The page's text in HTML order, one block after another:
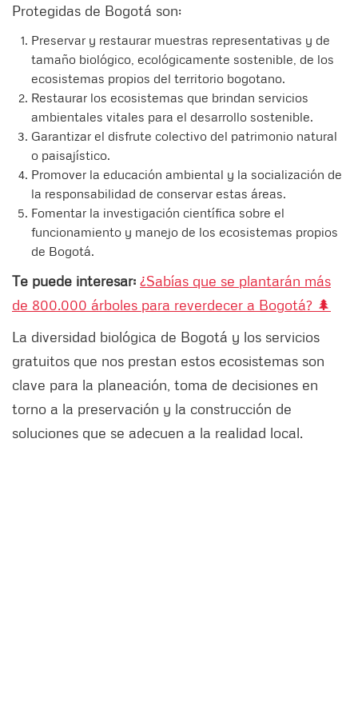
Protegidas de Bogotá son:
Preservar y restaurar muestras representativas y de
tamaño biológico, ecológicamente sostenible, de los
ecosistemas propios del territorio bogotano.
Restaurar los ecosistemas que brindan servicios
ambientales vitales para el desarrollo sostenible.
Garantizar el disfrute colectivo del patrimonio natural
o paisajístico.
Promover la educación ambiental y la socialización de
la responsabilidad de conservar estas áreas.
Fomentar la investigación científica sobre el
funcionamiento y manejo de los ecosistemas propios
de Bogotá.
Te puede interesar: ¿Sabías que se plantarán más
de 800.000 árboles para reverdecer a Bogotá? 🌲
La diversidad biológica de Bogotá y los servicios
gratuitos que nos prestan estos ecosistemas son
clave para la planeación, toma de decisiones en
torno a la preservación y la construcción de
soluciones que se adecuen a la realidad local.